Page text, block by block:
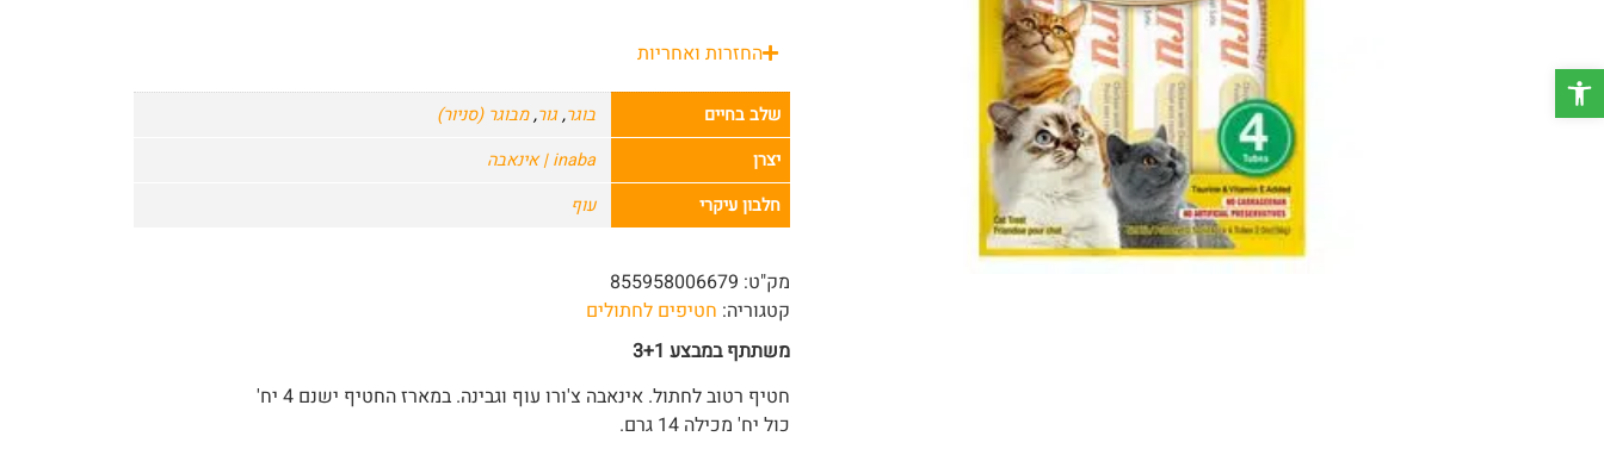
פתח סרגל נגישות
החזרות ואחריות
שלב בחיים בוגר,גור,מבוגר (סניור)
יצרן
inaba | אינאבה
חלבון עיקרי
עוף
מק"ט: 855958006679
קטגוריה: חטיפים לחתולים
משתתף במבצע 3+1
חטיף רטוב לחתול. אינאבה צ'ורו עוף וגבינה. במארז החטיף ישנם 4 יח'
כול יח' מכילה 14 גרם.